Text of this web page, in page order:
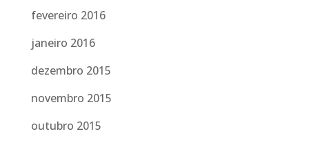
fevereiro 2016
janeiro 2016
dezembro 2015
novembro 2015
outubro 2015